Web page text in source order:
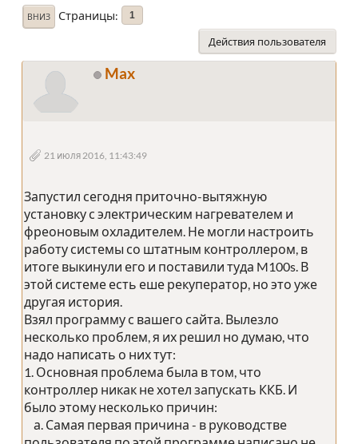
ВНИЗ Страницы 1
Действия пользователя
Max
21 июля 2016, 11:43:49
Запустил сегодня приточно-вытяжную
установку с электрическим нагревателем и
фреоновым охладителем. Не могли настроить
работу системы со штатным контроллером, в
итоге выкинули его и поставили туда M100s. В
этой системе есть еше рекуператор, но это уже
другая история.
Взял программу с вашего сайта. Вылезло
несколько проблем, я их решил но думаю, что
надо написать о них тут:
1. Основная проблема была в том, что
контроллер никак не хотел запускать ККБ. И
было этому несколько причин:
а. Самая первая причина - в руководстве